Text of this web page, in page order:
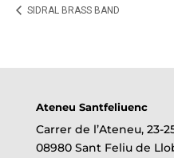
SIDRAL BRASS BAND
Ateneu Santfeliuenc
Carrer de l’Ateneu, 23-
08980 Sant Feliu de